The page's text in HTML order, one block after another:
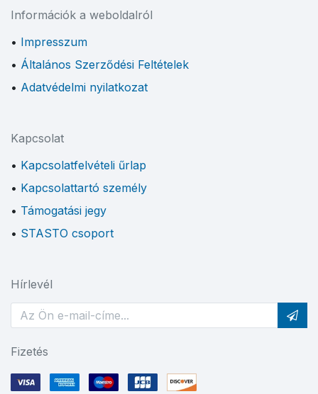
Információk a weboldalról
Impresszum
Általános Szerződési Feltételek
Adatvédelmi nyilatkozat
Kapcsolat
Kapcsolatfelvételi űrlap
Kapcsolattartó személy
Támogatási jegy
STASTO csoport
Hírlevél
Fizetés